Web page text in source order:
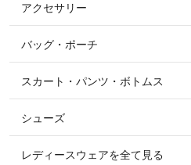
ニット・セーター
シャツ・ブラウス・ワンピース
ショーシャツ
すべてのファッション雑貨
ソックス
ベルト
アクセサリー
すべてのアクセサリー
リング
ピアス・イヤリング
バッグ・ポーチ
スカート・パンツ・ボトムス
シューズ
レディースウェアを全て見る